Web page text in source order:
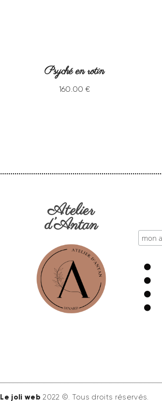
Psyché en rotin
160.00 €
Atelier
d’Antan
Le joli web2022 ©. Tous droits réservés.